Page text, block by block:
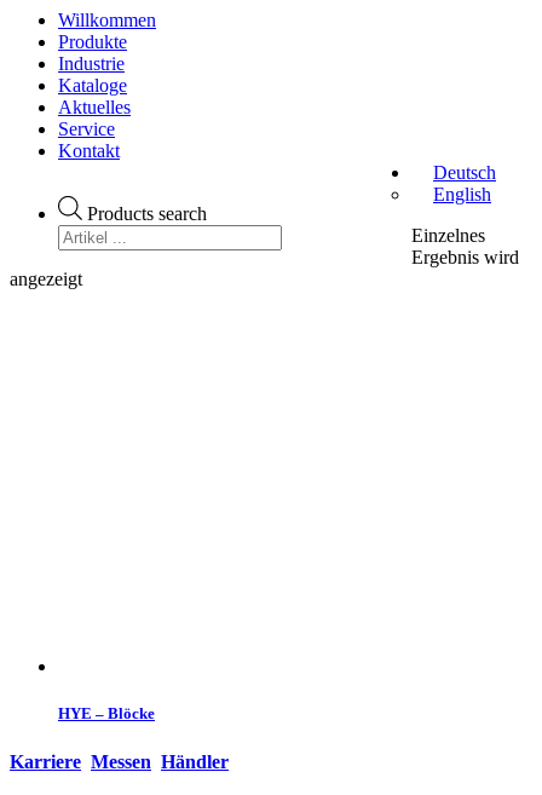
Willkommen
Produkte
Industrie
Kataloge
Aktuelles
Service
Kontakt
Products search
Deutsch
English
Einzelnes
Ergebnis wird
angezeigt
HYE – Blöcke
Karriere Messen Händler